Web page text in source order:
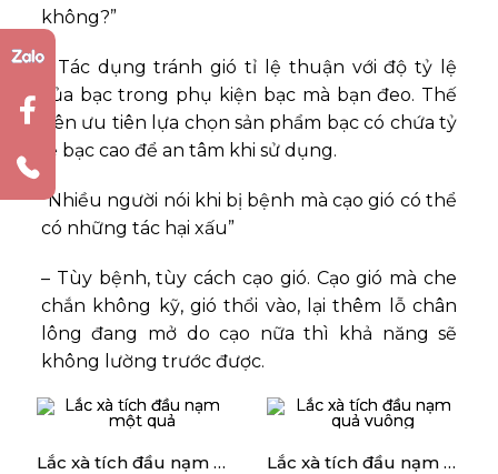
không?”
– Tác dụng tránh gió tỉ lệ thuận với độ tỷ lệ
của bạc trong phụ kiện bạc mà bạn đeo. Thế
nên ưu tiên lựa chọn sản phẩm bạc có chứa tỷ
lệ bạc cao để an tâm khi sử dụng.
“Nhiều người nói khi bị bệnh mà cạo gió có thể
có những tác hại xấu”
– Tùy bệnh, tùy cách cạo gió. Cạo gió mà che
chắn không kỹ, gió thổi vào, lại thêm lỗ chân
lông đang mở do cạo nữa thì khả năng sẽ
không lường trước được.
Lắc xà tích đầu nạm một quả Lắc xà tích đầu nạm quả vuông